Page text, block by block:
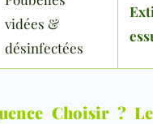
vidées &
désinfectées
Choisir ?